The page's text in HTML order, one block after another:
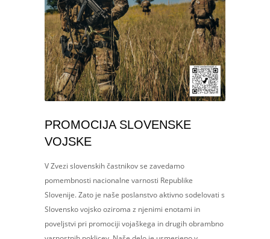
PROMOCIJA SLOVENSKE
VOJSKE
V Zvezi slovenskih častnikov se zavedamo
pomembnosti nacionalne varnosti Republike
Slovenije. Zato je naše poslanstvo aktivno sodelovati s
Slovensko vojsko oziroma z njenimi enotami in
poveljstvi pri promociji vojaškega in drugih obrambno